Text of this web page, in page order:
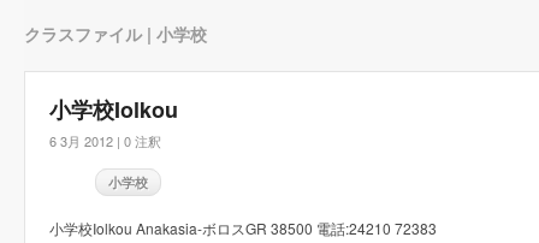
クラスファイル | 小学校
小学校Iolkou
6 3月 2012 | 0 注釈
小学校
小学校Iolkou Anakasia-ボロスGR 38500 電話:24210 72383